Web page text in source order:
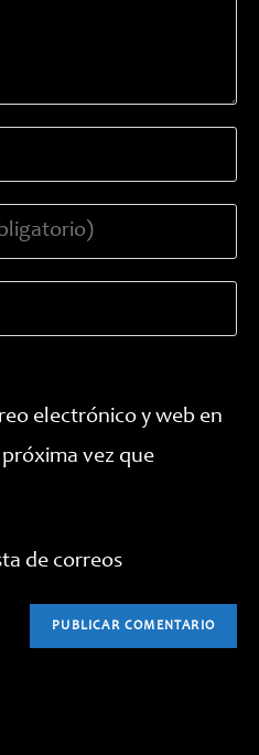
electrónico y web en
vez que
de correos